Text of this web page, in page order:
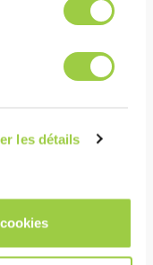
les détails